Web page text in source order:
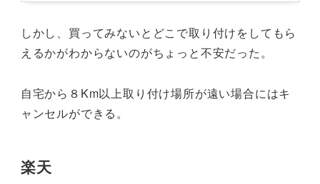
しかし、買ってみないとどこで取り付けをしてもら
えるかがわからないのがちょっと不安だった。
自宅から８Km以上取り付け場所が遠い場合にはキ
ャンセルができる。
楽天